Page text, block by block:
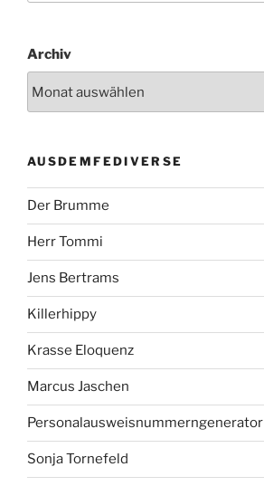
Archiv
AUSDEMFEDIVERSE
Der Brumme
Herr Tommi
Jens Bertrams
Killerhippy
Krasse Eloquenz
Marcus Jaschen
Personalausweisnummerngenerator
Sonja Tornefeld